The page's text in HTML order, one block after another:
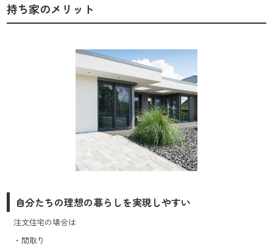
持ち家のメリット
自分たちの理想の暮らしを実現しやすい
注文住宅の場合は
・間取り